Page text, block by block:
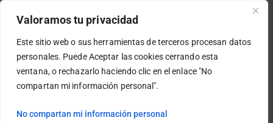
Valoramos tu privacidad
Este sitio web o sus herramientas de terceros procesan datos
personales. Puede Aceptar las cookies cerrando esta
ventana, o rechazarlo haciendo clic en el enlace "No
compartan mi información personal".
No compartan mi información personal